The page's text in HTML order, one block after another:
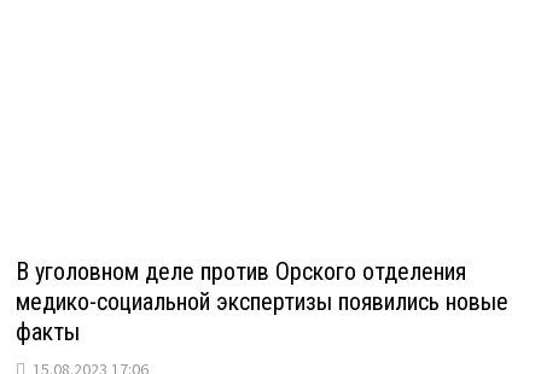
В уголовном деле против Орского отделения
медико-социальной экспертизы появились новые
факты
15.08.2023 17:06